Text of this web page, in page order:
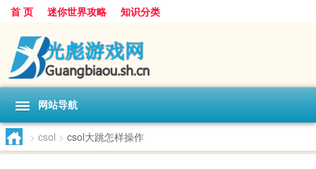
首 页 迷你世界攻略 知识分类
网站导航
> csol > csol大跳怎样操作